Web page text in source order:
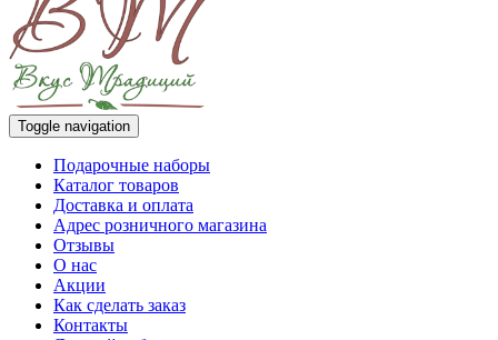
Toggle navigation
Подарочные наборы
Каталог товаров
Доставка и оплата
Адрес розничного магазина
Отзывы
О нас
Акции
Как сделать заказ
Контакты